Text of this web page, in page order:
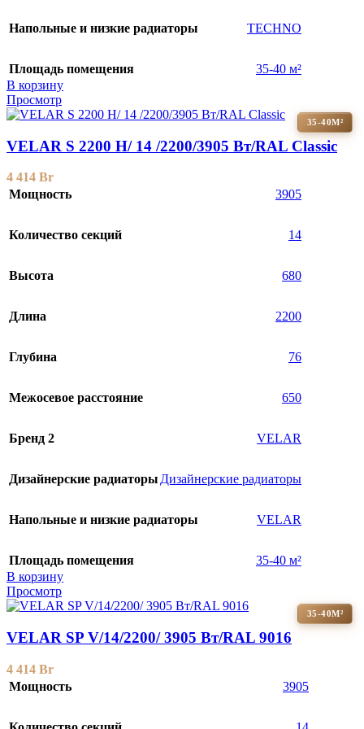
Напольные и низкие радиаторы TECHNO
Площадь помещения
35-40 м²
В корзину
Просмотр
35-40М²
VELAR S 2200 H/ 14 /2200/3905 Вт/RAL Classic
4 414 Br
Мощность
3905
Количество секций 14
Высота 680
Длина 2200
Глубина 76
Межосевое расстояние 650
Бренд 2 VELAR
Дизайнерские радиаторыДизайнерские радиаторы
Напольные и низкие радиаторы VELAR
Площадь помещения
35-40 м²
В корзину
Просмотр
35-40М²
VELAR SP V/14/2200/ 3905 Bт/RAL 9016
4 414 Br
Мощность
3905